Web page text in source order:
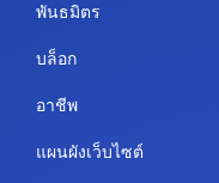
พันธมิตร
บล็อก
อาชีพ
แผนผังเว็บไซต์